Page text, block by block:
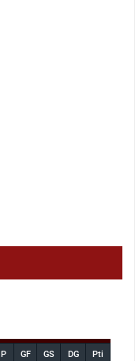
P GF GS DG Pti